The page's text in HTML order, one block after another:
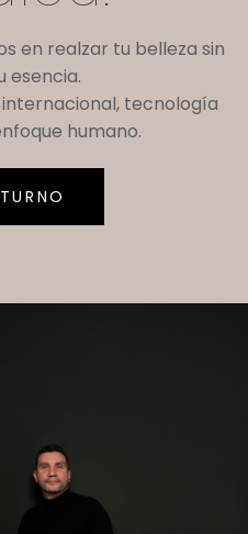
en realzar tu belleza sin
esencia.
tecnología
humano.